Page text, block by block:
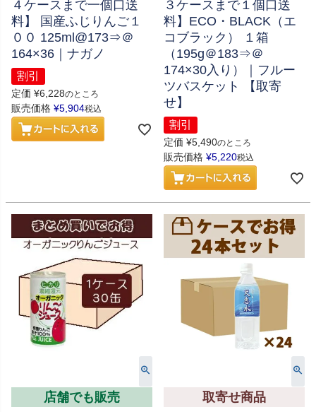
４ケースまで一個口送
料】 国産ふじりんご１
００ 125ml@173⇒＠
164×36｜ナガノ
割引
定価 ¥6,228のところ
販売価格 ¥5,904税込
３ケースまで１個口送
料】ECO・BLACK（エ
コブラック） １箱
（195g＠183⇒＠
174×30入り）｜フルー
ツバスケット 【取寄
せ】
割引
定価 ¥5,490のところ
販売価格 ¥5,220税込
店舗でも販売 取寄せ商品